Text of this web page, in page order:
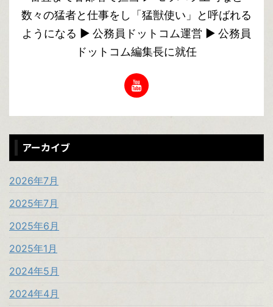
数々の猛者と仕事をし「猛獣使い」と呼ばれる
ようになる ▶︎ 公務員ドットコム運営 ▶︎ 公務員
ドットコム編集長に就任
アーカイブ
2026年7月
2025年7月
2025年6月
2025年1月
2024年5月
2024年4月